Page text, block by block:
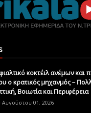
κοκτέιλ ανέμων και
ο κρατικός μηχανμός –
Βοιωτία και Περιφέρεια
Αυγούστου 01, 2026